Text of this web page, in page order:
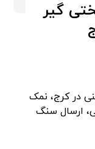
گیر
در کرج، نمک
شده کیسه 20 کیلویی، ارسال سنگ